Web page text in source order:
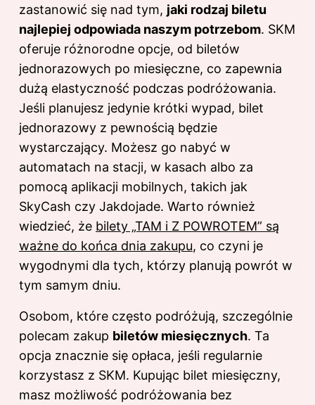
zastanowić się nad tym, jaki rodzaj biletu
najlepiej odpowiada naszym potrzebom. SKM
oferuje różnorodne opcje, od biletów
jednorazowych po miesięczne, co zapewnia
dużą elastyczność podczas podróżowania.
Jeśli planujesz jedynie krótki wypad, bilet
jednorazowy z pewnością będzie
wystarczający. Możesz go nabyć w
automatach na stacji, w kasach albo za
pomocą aplikacji mobilnych, takich jak
SkyCash czy Jakdojade. Warto również
wiedzieć, że bilety „TAM i Z POWROTEM” są
ważne do końca dnia zakupu, co czyni je
wygodnymi dla tych, którzy planują powrót w
tym samym dniu.
Osobom, które często podróżują, szczególnie
polecam zakup biletów miesięcznych. Ta
opcja znacznie się opłaca, jeśli regularnie
korzystasz z SKM. Kupując bilet miesięczny,
masz możliwość podróżowania bez